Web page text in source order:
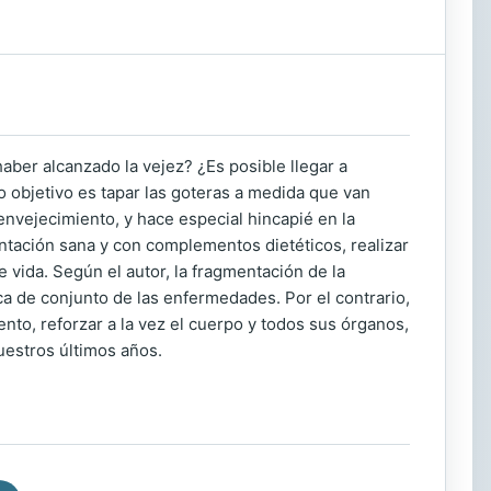
alcanzado la vejez? ¿Es posible llegar a
es tapar las goteras a medida que van
y hace especial hincapié en la
sana y con complementos dietéticos, realizar
Según el autor, la fragmentación de la
de conjunto de las enfermedades. Por el contrario,
reforzar a la vez el cuerpo y todos sus órganos,
últimos años.